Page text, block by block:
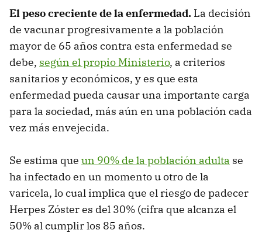
El peso creciente de la enfermedad. La decisión
de vacunar progresivamente a la población
mayor de 65 años contra esta enfermedad se
debe, según el propio Ministerio, a criterios
sanitarios y económicos, y es que esta
enfermedad pueda causar una importante carga
para la sociedad, más aún en una población cada
vez más envejecida.
Se estima que un 90% de la población adulta se
ha infectado en un momento u otro de la
varicela, lo cual implica que el riesgo de padecer
Herpes Zóster es del 30% (cifra que alcanza el
50% al cumplir los 85 años.